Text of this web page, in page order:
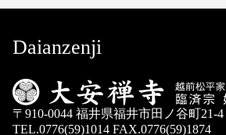
Daianzenji
〒910-0044 福井県福井市田ノ谷町21-4
TEL.0776(59)1014 FAX.0776(59)1874